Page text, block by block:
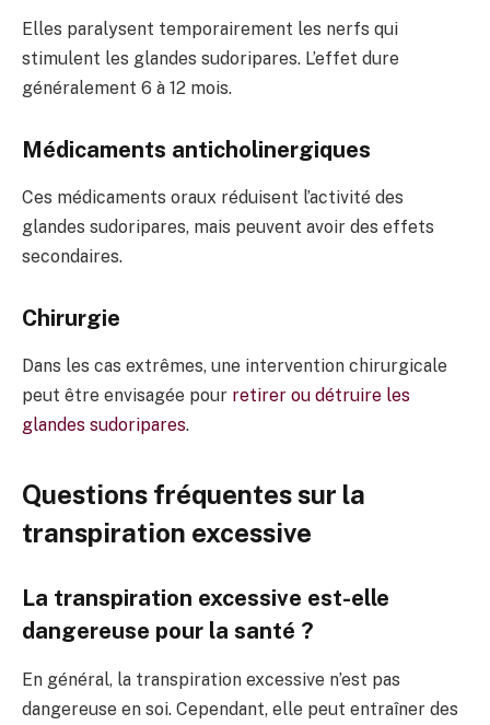
Elles paralysent temporairement les nerfs qui
stimulent les glandes sudoripares. L’effet dure
généralement 6 à 12 mois.
Médicaments anticholinergiques
Ces médicaments oraux réduisent l’activité des
glandes sudoripares, mais peuvent avoir des effets
secondaires.
Chirurgie
Dans les cas extrêmes, une intervention chirurgicale
peut être envisagée pour retirer ou détruire les
glandes sudoripares.
Questions fréquentes sur la
transpiration excessive
La transpiration excessive est-elle
dangereuse pour la santé ?
En général, la transpiration excessive n’est pas
dangereuse en soi. Cependant, elle peut entraîner des